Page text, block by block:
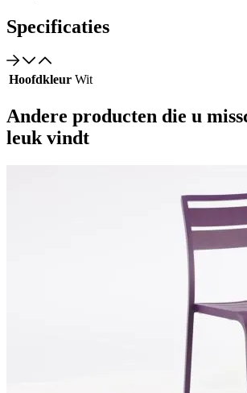
Specificaties
Hoofdkleur Wit
Andere producten die u
leuk vindt